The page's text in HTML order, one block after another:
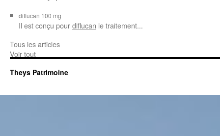
diflucan 100 mg
Il est conçu pourdiflucan le traitement...
Tous les articles
Voir tout
Theys Patrimoine